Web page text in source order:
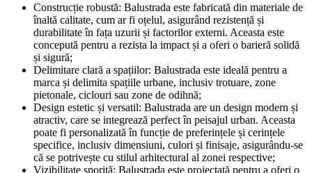
Construcție robustă: Balustrada este fabricată din materiale de
înaltă calitate, cum ar fi oțelul, asigurând rezistență și
durabilitate în fața uzurii și factorilor externi. Aceasta este
concepută pentru a rezista la impact și a oferi o barieră solidă
și sigură;
Delimitare clară a spațiilor: Balustrada este ideală pentru a
marca și delimita spațiile urbane, inclusiv trotuare, zone
pietonale, ciclouri sau zone de odihnă;
Design estetic și versatil: Balustrada are un design modern și
atractiv, care se integrează perfect în peisajul urban. Aceasta
poate fi personalizată în funcție de preferințele și cerințele
specifice, inclusiv dimensiuni, culori și finisaje, asigurându-se
că se potrivește cu stilul arhitectural al zonei respective;
Vizibilitate sporită: Balustrada este proiectată pentru a oferi o